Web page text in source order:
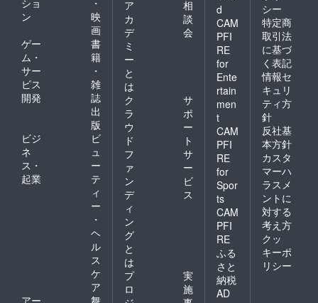
ン
映
画
ゲー
ム・
サー
ビス
開発
書
籍
・
雑
誌
出
版
ビジ
ネ
ス・
起業
ビ
ュ
ー
テ
ィ
ー
・
ヘ
ル
ス
ケ
ア
アー
舞
ア
カ
デ
ミ
ー
と
は
相
談
会
ク
ラ
ウ
ド
フ
ァ
ン
デ
ィ
ン
グ
と
は
サ
ポ
ー
ト
サ
ー
ビ
ス
プ
ロ
実
施
d
CAM
PFI
RE
for
Ente
rtain
men
t
CAM
PFI
RE
for
Spor
ts
CAM
PFI
RE
ふる
さと
納税
AD
シー
特定商
取引法
に基づ
く表記
情報セ
キュリ
ティ方
針
反社基
本方針
カスタ
マーハ
ラスメ
ントに
対する
考え方
クッ
キーポ
リシー